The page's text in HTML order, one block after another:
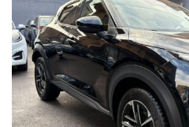
Operiamo nel mercato
massima serietà e dedizione al
sono garantite, hanno il
soggette a rigorosissimi
vendita.